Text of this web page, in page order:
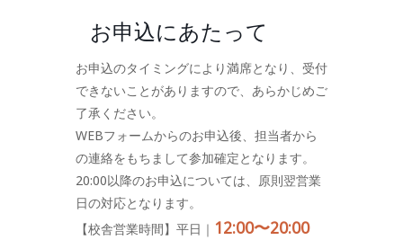
お申込にあたって
お申込のタイミングにより満席となり、受付
できないことがありますので、あらかじめご
了承ください。
WEBフォームからのお申込後、担当者から
の連絡をもちまして参加確定となります。
20:00以降のお申込については、原則翌営業
日の対応となります。
【校舎営業時間】平日｜ 12:00〜20:00